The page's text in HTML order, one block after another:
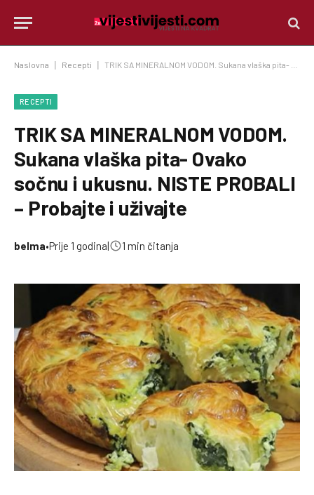
Naslovna Recepti TRIK SA MINERALNOM VODOM. Sukana vlaška pita- Ovako sočnu i ukusnu. NISTE PROBALI – Probajte i uživajte
RECEPTI
TRIK SA MINERALNOM VODOM.
Sukana vlaška pita- Ovako
sočnu i ukusnu. NISTE PROBALI
– Probajte i uživajte
belma•Prije 1 godina| 1 min čitanja